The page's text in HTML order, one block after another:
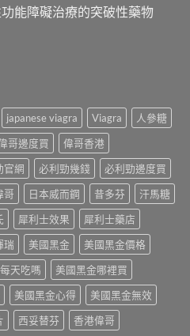
能障礙治療的突破性藥物
japanese viagra Viagra
人參糖
哥邊度買
偉哥香港
官網 必利勁幾錢
必利勁邊度買
哥 日本威而鋼 昔多芬
汗馬糖
犀利士效果
犀利士藥店
瑞 美國黑金
美國黑金價格
天吃嗎
美國黑金哪裡買
美國黑金心得
美國黑金無效
西妥替芬
香港偉哥